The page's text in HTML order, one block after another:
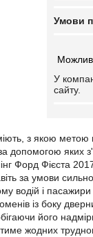
У
сайту.
з якою
допомогою яких
Форд Фієста
за умови
водій і
із боку
його
жодних